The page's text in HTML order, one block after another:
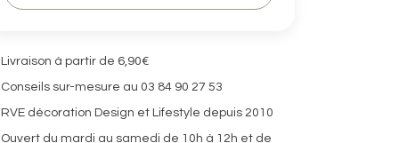
Livraison à partir de 6,90€
Conseils sur-mesure au 03 84 90 27 53
RVE décoration Design et Lifestyle depuis 2010
Ouvert du mardi au samedi de 10h à 12h et de